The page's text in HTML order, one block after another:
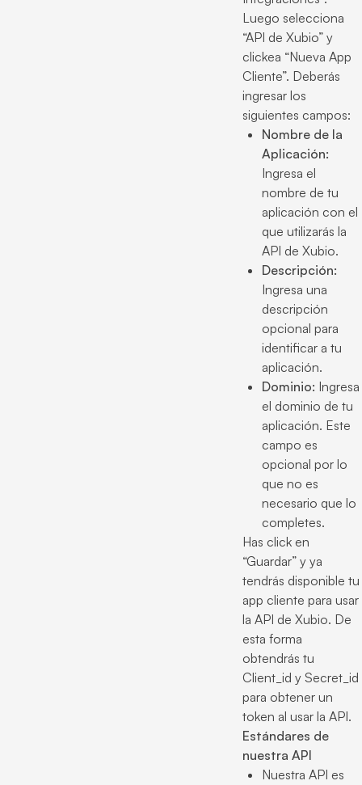
Luego selecciona
“API de Xubio” y
clickea “Nueva App
Cliente”. Deberás
ingresar los
siguientes campos:
Nombre de la
Aplicación:
Ingresa el
nombre de tu
aplicación con el
que utilizarás la
API de Xubio.
Descripción:
Ingresa una
descripción
opcional para
identificar a tu
aplicación.
Dominio: Ingresa
el dominio de tu
aplicación. Este
campo es
opcional por lo
que no es
necesario que lo
completes.
Has click en
“Guardar” y ya
tendrás disponible tu
app cliente para usar
la API de Xubio. De
esta forma
obtendrás tu
Client_id y Secret_id
para obtener un
token al usar la API.
Estándares de
nuestra API
Nuestra API es